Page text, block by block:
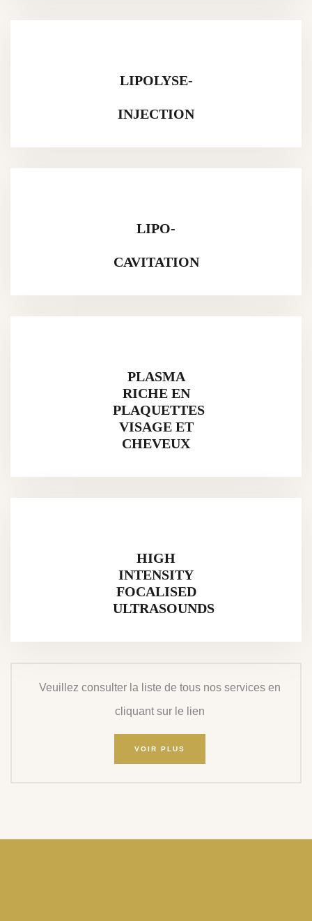
LIPOLYSE-
INJECTION
LIPO-
CAVITATION
PLASMA
RICHE EN
PLAQUETTES
VISAGE ET
CHEVEUX
HIGH
INTENSITY
FOCALISED
ULTRASOUNDS
Veuillez consulter la liste de tous nos services en
cliquant sur le lien
VOIR PLUS